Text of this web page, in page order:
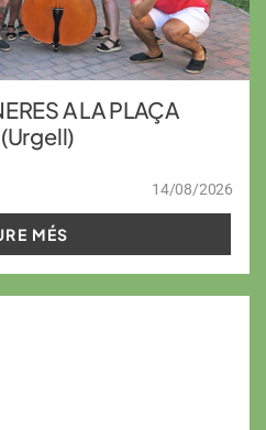
A LA PLAÇA
14/08/2026
MÉS